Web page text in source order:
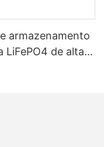
armazenamento
LiFePO4 de alta